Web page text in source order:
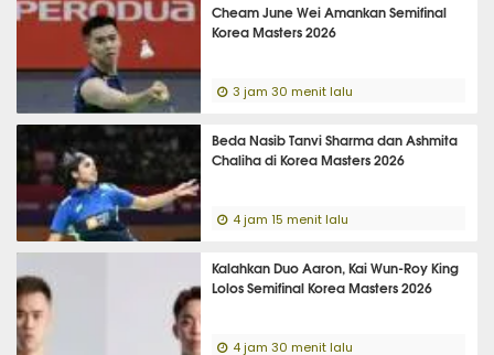
Cheam June Wei Amankan Semifinal
Korea Masters 2026
3 jam 30 menit lalu
Beda Nasib Tanvi Sharma dan Ashmita
Chaliha di Korea Masters 2026
4 jam 15 menit lalu
Kalahkan Duo Aaron, Kai Wun-Roy King
Lolos Semifinal Korea Masters 2026
4 jam 30 menit lalu